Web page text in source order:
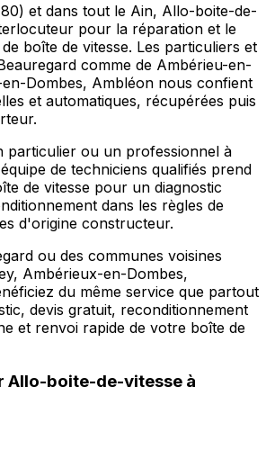
et dans tout le Ain, Allo-boite-de-
pour la réparation et le
boîte de vitesse. Les particuliers et
comme de Ambérieu-en-
Dombes, Ambléon nous confient
et automatiques, récupérées puis
particulier ou un professionnel à
de techniciens qualifiés prend
de vitesse pour un diagnostic
dans les règles de
d'origine constructeur.
ou des communes voisines
Ambérieux-en-Dombes,
du même service que partout
devis gratuit, reconditionnement
et renvoi rapide de votre boîte de
Allo-boite-de-vitesse à